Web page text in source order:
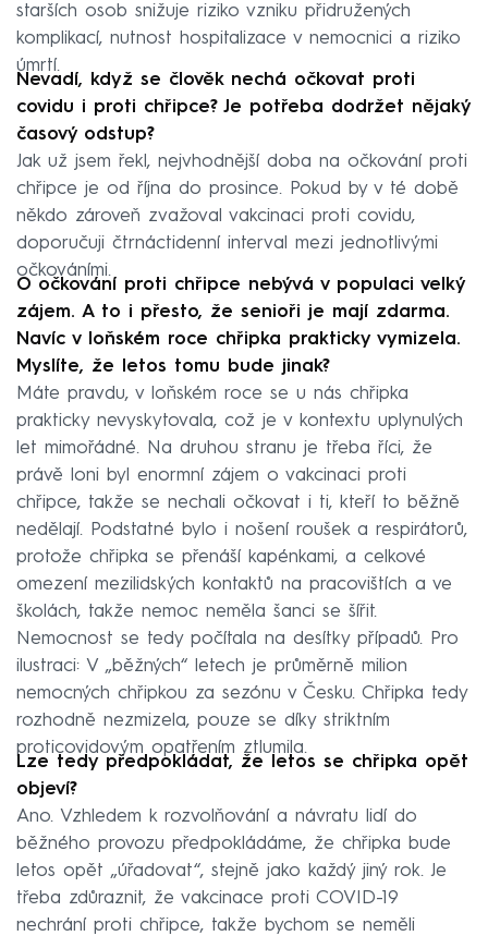
starších osob snižuje riziko vzniku přidružených
komplikací, nutnost hospitalizace v nemocnici a riziko
úmrtí.
Nevadí, když se člověk nechá očkovat proti
covidu i proti chřipce? Je potřeba dodržet nějaký
časový odstup?
Jak už jsem řekl, nejvhodnější doba na očkování proti
chřipce je od října do prosince. Pokud by v té době
někdo zároveň zvažoval vakcinaci proti covidu,
doporučuji čtrnáctidenní interval mezi jednotlivými
očkováními.
O očkování proti chřipce nebývá v populaci velký
zájem. A to i přesto, že senioři je mají zdarma.
Navíc v loňském roce chřipka prakticky vymizela.
Myslíte, že letos tomu bude jinak?
Máte pravdu, v loňském roce se u nás chřipka
prakticky nevyskytovala, což je v kontextu uplynulých
let mimořádné. Na druhou stranu je třeba říci, že
právě loni byl enormní zájem o vakcinaci proti
chřipce, takže se nechali očkovat i ti, kteří to běžně
nedělají. Podstatné bylo i nošení roušek a respirátorů,
protože chřipka se přenáší kapénkami, a celkové
omezení mezilidských kontaktů na pracovištích a ve
školách, takže nemoc neměla šanci se šířit.
Nemocnost se tedy počítala na desítky případů. Pro
ilustraci: V „běžných“ letech je průměrně milion
nemocných chřipkou za sezónu v Česku. Chřipka tedy
rozhodně nezmizela, pouze se díky striktním
proticovidovým opatřením ztlumila.
Lze tedy předpokládat, že letos se chřipka opět
objeví?
Ano. Vzhledem k rozvolňování a návratu lidí do
běžného provozu předpokládáme, že chřipka bude
letos opět „úřadovat“, stejně jako každý jiný rok. Je
třeba zdůraznit, že vakcinace proti COVID-19
nechrání proti chřipce, takže bychom se neměli